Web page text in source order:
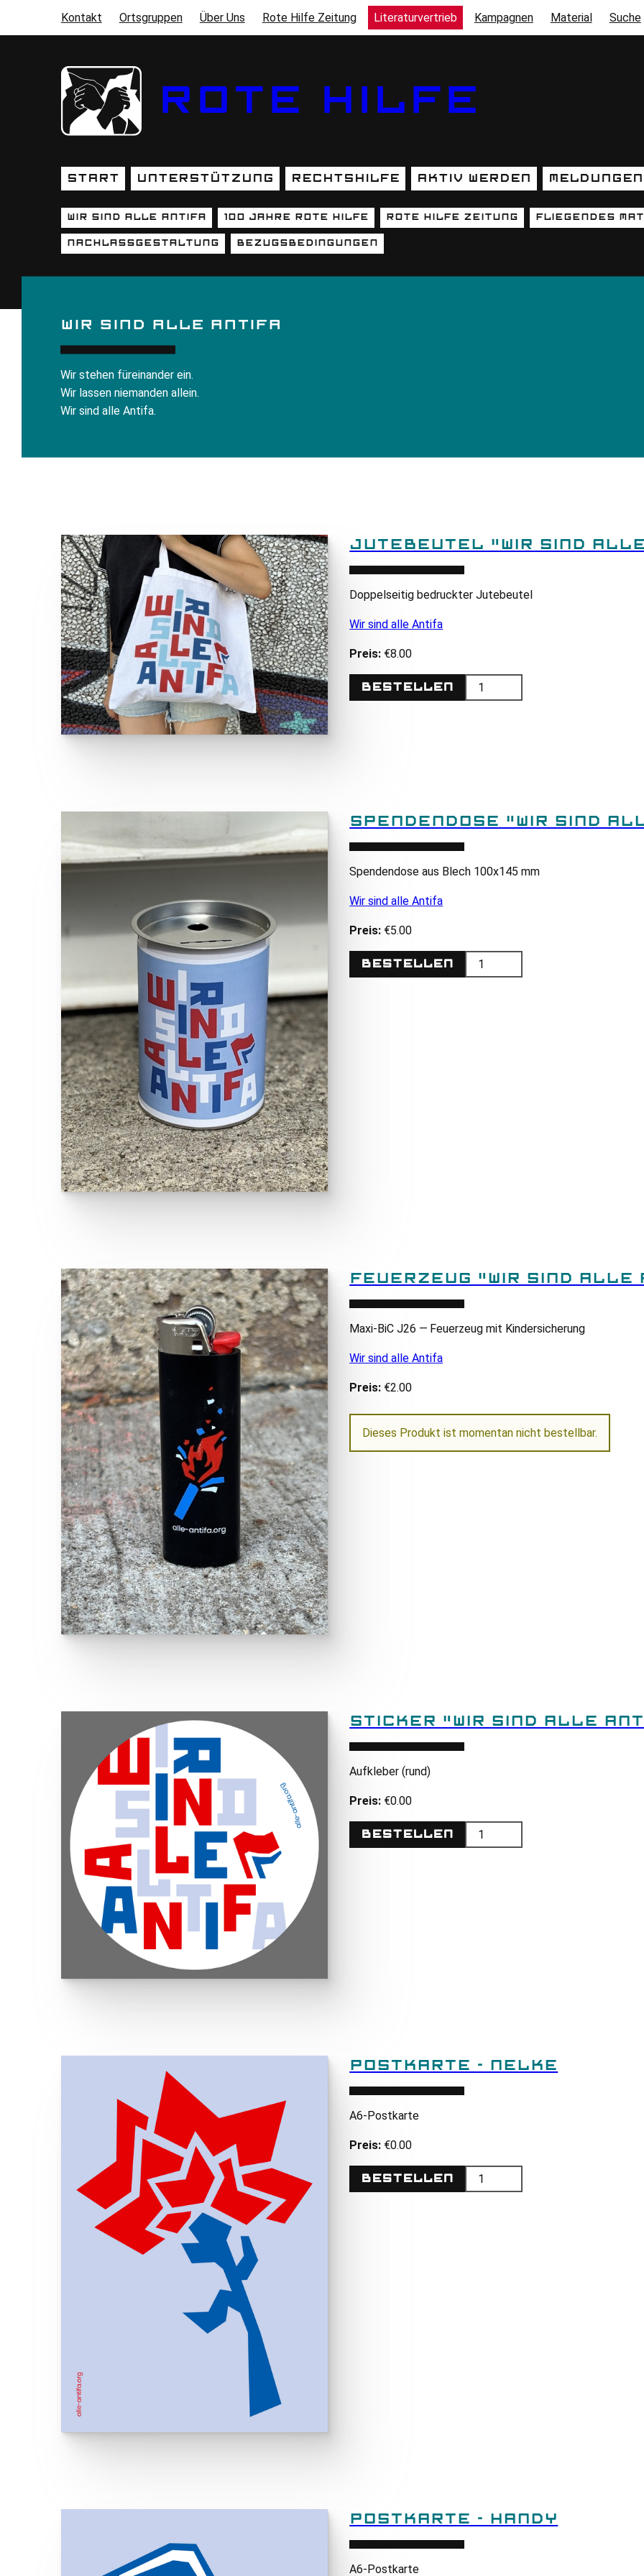
SEKUNDÄRMENÜ
Kontakt Ortsgruppen Über Uns Rote Hilfe Zeitung Literaturvertrieb Kampagnen Material Suche
ROTE HILFE
Start Unterstützung Rechtshilfe Aktiv werden Meldungen
UNTERSEITEN (SEKUNDÄRMENU)
Wir sind alle Antifa 100 Jahre Rote Hilfe Rote Hilfe Zeitung fliegendes
Nachlassgestaltung Bezugsbedingungen
WIR SIND ALLE ANTIFA
Wir stehen füreinander ein.
Wir lassen niemanden allein.
Wir sind alle Antifa.
JUTEBEUTEL "WIR SIND
Doppelseitig bedruckter Jutebeutel
Wir sind alle Antifa
Preis: €8.00
Bestellen
SPENDENDOSE "WIR SIND
Spendendose aus Blech 100x145 mm
Wir sind alle Antifa
Preis: €5.00
Bestellen
FEUERZEUG "WIR SIND ALLE
Maxi-BiCJ26 — Feuerzeug mit Kindersicherung
Wir sind alle Antifa
Preis: €2.00
Dieses Produkt ist momentan nicht bestellbar.
STICKER "WIR SIND ALLE
Aufkleber (rund)
Preis: €0.00
Bestellen
POSTKARTE - NELKE
A6-Postkarte
Preis: €0.00
Bestellen
POSTKARTE - HANDY
A6-Postkarte